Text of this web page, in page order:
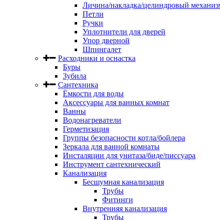
Личина/накладка/целиндровый
Петли
Ручки
Уплотнители для дверей
Упор дверной
Шпингалет
Расходники и оснастка
Буры
Зубила
Сантехника
Ёмкости для воды
Аксессуары для ванных комнат
Ванны
Водонагреватели
Герметизация
Группы безопасности котла/бойлера
Зеркала для ванной комнаты
Инсталяции для унитаза/биде/писсуара
Инструмент сантехнический
Канализация
Бесшумная канализация
Трубы
Фитинги
Внутренняя канализация
Трубы